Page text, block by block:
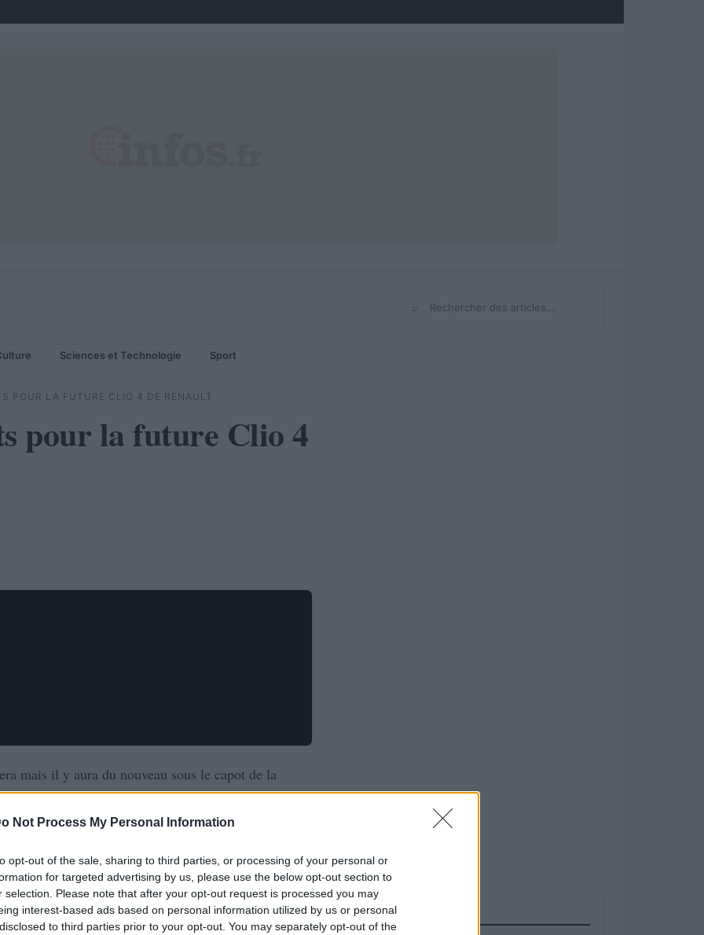
Not Process My Personal Information
opt-out of the sale, sharing to third parties, or processing of your personal or
for targeted advertising by us, please use the below opt-out section to
selection. Please note that after your opt-out request is processed you may
interest-based ads based on personal information utilized by us or personal
to third parties prior to your opt-out. You may separately opt-out of the
Rechercher
Sciences et Technologie Sport
POUR LA FUTURE CLIO 4 DE RENAULT
pour la future Clio 4
mais il y aura du nouveau sous le capot de la
technique, partagée avec sa soeur électrique Zoe,
sous son capot, le quatre cylindres essence à
Juke.
de lafuture Clio4 RS, qui devrait être encore
LES PLUS LUS